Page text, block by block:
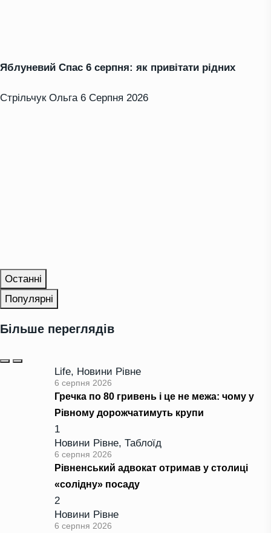
Яблуневий Спас 6 серпня: як привітати рідних
Стрільчук Ольга 6 Серпня 2026
Останні
Популярні
Більше переглядів
Life, Новини Рівне
6 серпня 2026
Гречка по 80 гривень і це не межа: чому у
Рівному дорожчатимуть крупи
1
Новини Рівне, Таблоїд
6 серпня 2026
Рівненський адвокат отримав у столиці
«солідну» посаду
2
Новини Рівне
6 серпня 2026